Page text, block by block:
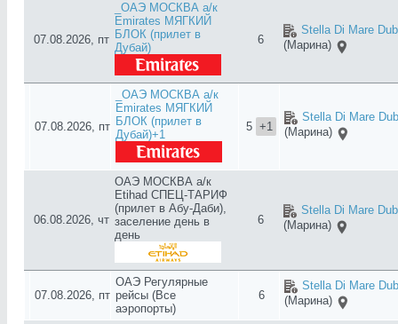
07.08.2026, пт
_ОАЭ МОСКВА а/к
Emirates МЯГКИЙ
БЛОК (прилет в
Дубай)
6
Stella Di Mare
(Марина)
07.08.2026, пт
_ОАЭ МОСКВА а/к
Emirates МЯГКИЙ
БЛОК (прилет в
Дубай)+1
5 +1
Stella Di Mare
(Марина)
06.08.2026, чт
ОАЭ МОСКВА а/к
Etihad СПЕЦ-ТАРИФ
(прилет в Абу-Даби),
заселение день в
день
6
Stella Di Mare
(Марина)
07.08.2026, пт
ОАЭ Регулярные
рейсы (Все
аэропорты)
6
Stella Di Mare
(Марина)